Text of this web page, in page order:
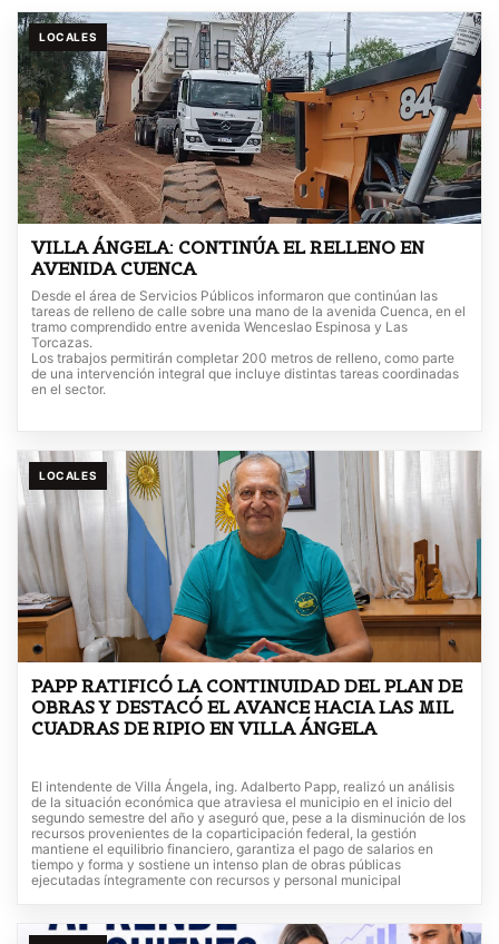
LOCALES
VILLA ÁNGELA: CONTINÚA EL RELLENO EN
AVENIDA CUENCA
Desde el área de Servicios Públicos informaron que continúan las
tareas de relleno de calle sobre una mano de la avenida Cuenca, en el
tramo comprendido entre avenida Wenceslao Espinosa y Las
Torcazas.
Los trabajos permitirán completar 200 metros de relleno, como parte
de una intervención integral que incluye distintas tareas coordinadas
en el sector.
LOCALES
PAPP RATIFICÓ LA CONTINUIDAD DEL PLAN DE
OBRAS Y DESTACÓ EL AVANCE HACIA LAS MIL
CUADRAS DE RIPIO EN VILLA ÁNGELA
El intendente de Villa Ángela, ing. Adalberto Papp, realizó un análisis
de la situación económica que atraviesa el municipio en el inicio del
segundo semestre del año y aseguró que, pese a la disminución de los
recursos provenientes de la coparticipación federal, la gestión
mantiene el equilibrio financiero, garantiza el pago de salarios en
tiempo y forma y sostiene un intenso plan de obras públicas
ejecutadas íntegramente con recursos y personal municipal